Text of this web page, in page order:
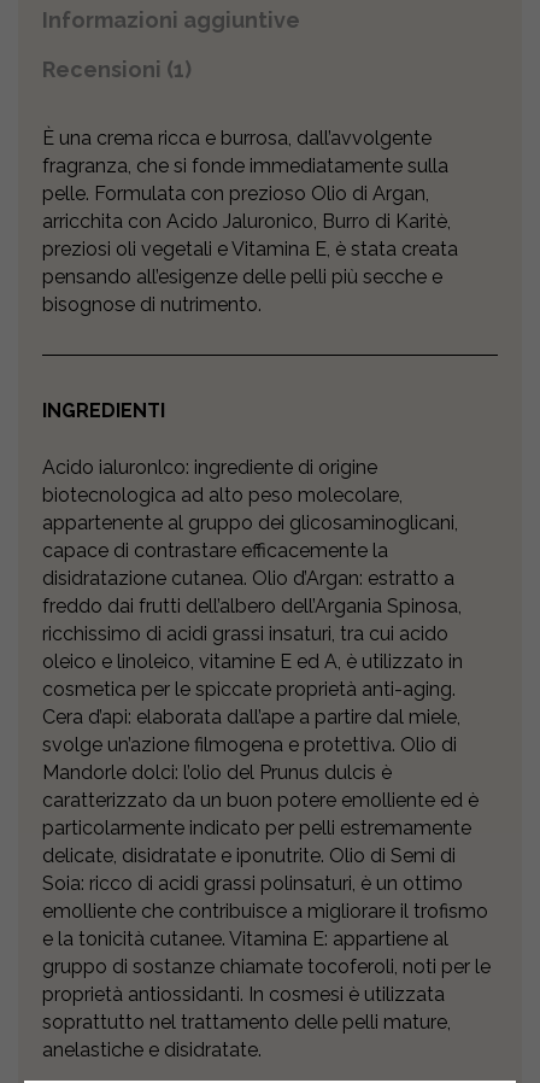
Informazioni aggiuntive
Recensioni (1)
È una crema ricca e burrosa, dall’avvolgente
fragranza, che si fonde immediatamente sulla
pelle. Formulata con prezioso Olio di Argan,
arricchita con Acido Jaluronico, Burro di Karitè,
preziosi oli vegetali e Vitamina E, è stata creata
pensando all’esigenze delle pelli più secche e
bisognose di nutrimento.
INGREDIENTI
Acido ialuronlco: ingrediente di origine
biotecnologica ad alto peso molecolare,
appartenente al gruppo dei glicosaminoglicani,
capace di contrastare efficacemente la
disidratazione cutanea. Olio d’Argan: estratto a
freddo dai frutti dell’albero dell’Argania Spinosa,
ricchissimo di acidi grassi insaturi, tra cui acido
oleico e linoleico, vitamine E ed A, è utilizzato in
cosmetica per le spiccate proprietà anti-aging.
Cera d’api: elaborata dall’ape a partire dal miele,
svolge un’azione filmogena e protettiva. Olio di
Mandorle dolci: l’olio del Prunus dulcis è
caratterizzato da un buon potere emolliente ed è
particolarmente indicato per pelli estremamente
delicate, disidratate e iponutrite. Olio di Semi di
Soia: ricco di acidi grassi polinsaturi, è un ottimo
emolliente che contribuisce a migliorare il trofismo
e la tonicità cutanee. Vitamina E: appartiene al
gruppo di sostanze chiamate tocoferoli, noti per le
proprietà antiossidanti. In cosmesi è utilizzata
soprattutto nel trattamento delle pelli mature,
anelastiche e disidratate.